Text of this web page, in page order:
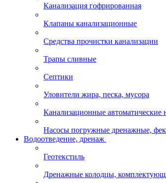
Канализация гофрированная
Клапаны канализационные
Средства прочистки канализации
Трапы сливные
Септики
Уловители жира, песка, мусора
Канализационные автоматические
Насосы погружные дренажные,
Водоотведение, дренаж
Геотекстиль
Дренажные колодцы,